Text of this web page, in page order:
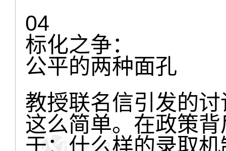
04
标化之争：
公平的两种面孔
教授联名信引发的讨
这么简单。在政策
于：什么样的录取